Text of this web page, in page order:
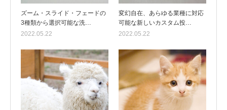
ズーム・スライド・フェードの
3種類から選択可能な洗…
2022.05.22
変幻自在、あらゆる業種に対応
可能な新しいカスタム投…
2022.05.22